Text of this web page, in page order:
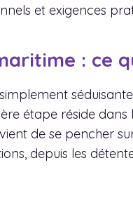
et exigences
: ce
étape réside
de se pencher
depuis les